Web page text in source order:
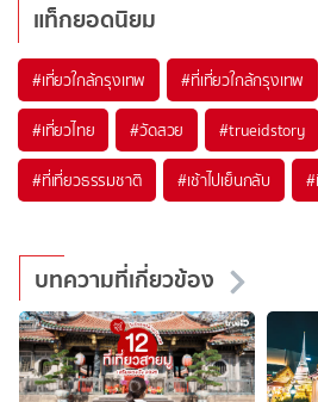
แท็กยอดนิยม
#เที่ยวใกล้กรุงเทพ #ที่เที่ยวใกล้กรุงเทพ
#เที่ยวไทย #วัดสวย #trueidstory
#ที่เที่ยวธรรมชาติ #เช้าไปเย็นกลับ
บทความที่เกี่ยวข้อง